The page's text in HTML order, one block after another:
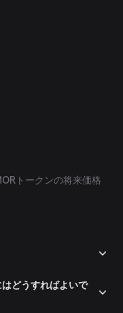
トークンの将来価格
どうすればよいで